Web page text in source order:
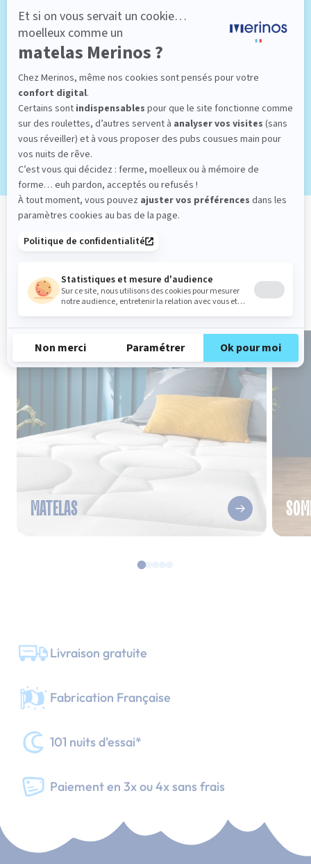
d'essai le match parfait n'a pas eu lieu ? (Entre nous ça
Dormez sur vos deux oreilles ! Nous reprenons à nos frais
le/les produit(s) qui ne vous conviendraient pas,
selon la procédure de retour standard. Vous serez
remboursé dans un délai de 14 jours.
J'en profite dès aujourd'hui
NOS PRODUITS POUR PASSER DE
BONNES NUITS
MATELAS
Livraison gratuite
Fabrication Française
101 nuits d'essai*
Paiement en 3x ou 4x sans frais